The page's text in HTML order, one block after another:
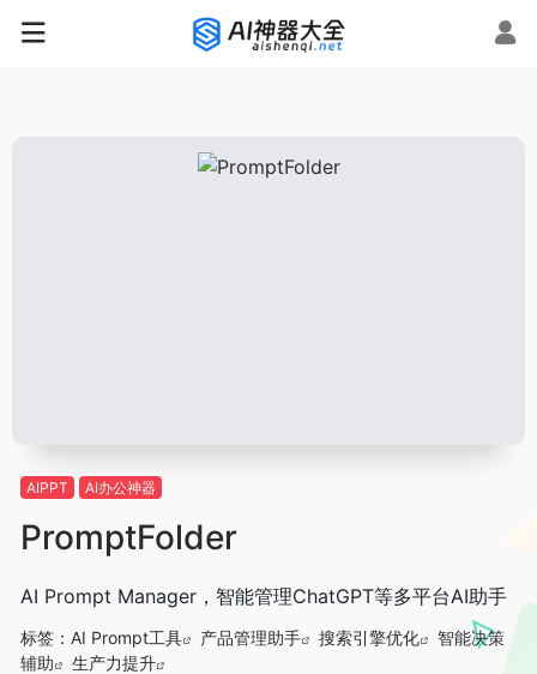
AIPPT AI办公神器
PromptFolder
AI Prompt Manager，智能管理ChatGPT等多平台AI助手
标签： AI Prompt工具 产品管理助手 搜索引擎优化
智能决策
辅助
生产力提升